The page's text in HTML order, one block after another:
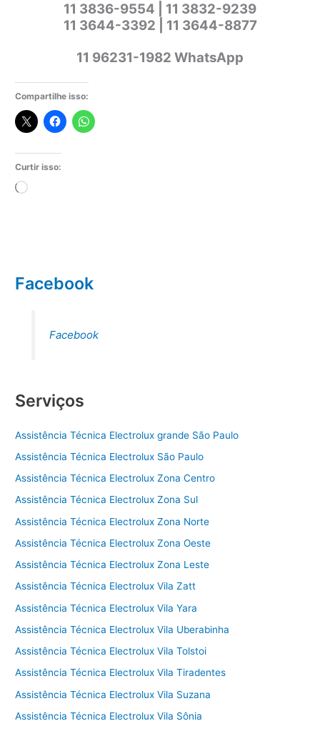
11 3836-9554 | 11 3832-9239
11 3644-3392 | 11 3644-8877
11 96231-1982 WhatsApp
Compartilhe isso:
Curtir isso:
Carregando...
Facebook
Facebook
Serviços
Assistência Técnica Electrolux grande São Paulo
Assistência Técnica Electrolux São Paulo
Assistência Técnica Electrolux Zona Centro
Assistência Técnica Electrolux Zona Sul
Assistência Técnica Electrolux Zona Norte
Assistência Técnica Electrolux Zona Oeste
Assistência Técnica Electrolux Zona Leste
Assistência Técnica Electrolux Vila Zatt
Assistência Técnica Electrolux Vila Yara
Assistência Técnica Electrolux Vila Uberabinha
Assistência Técnica Electrolux Vila Tolstoi
Assistência Técnica Electrolux Vila Tiradentes
Assistência Técnica Electrolux Vila Suzana
Assistência Técnica Electrolux Vila Sônia